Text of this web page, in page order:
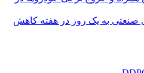
به یک روز در هفته کاهش